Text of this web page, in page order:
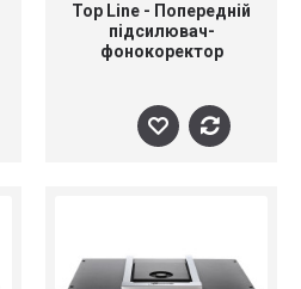
Top Line - Попередній
підсилювач-
фонокоректор